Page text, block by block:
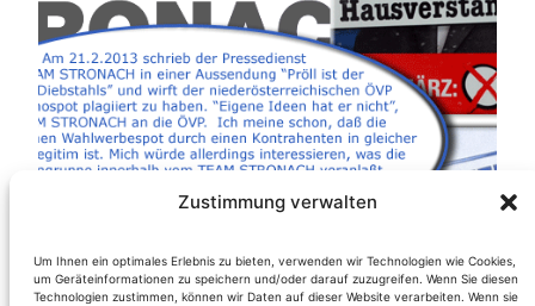
Zustimmung verwalten
Um Ihnen ein optimales Erlebnis zu bieten, verwenden wir Technologien wie Cookies,
um Geräteinformationen zu speichern und/oder darauf zuzugreifen. Wenn Sie diesen
Technologien zustimmen, können wir Daten auf dieser Website verarbeiten. Wenn sie